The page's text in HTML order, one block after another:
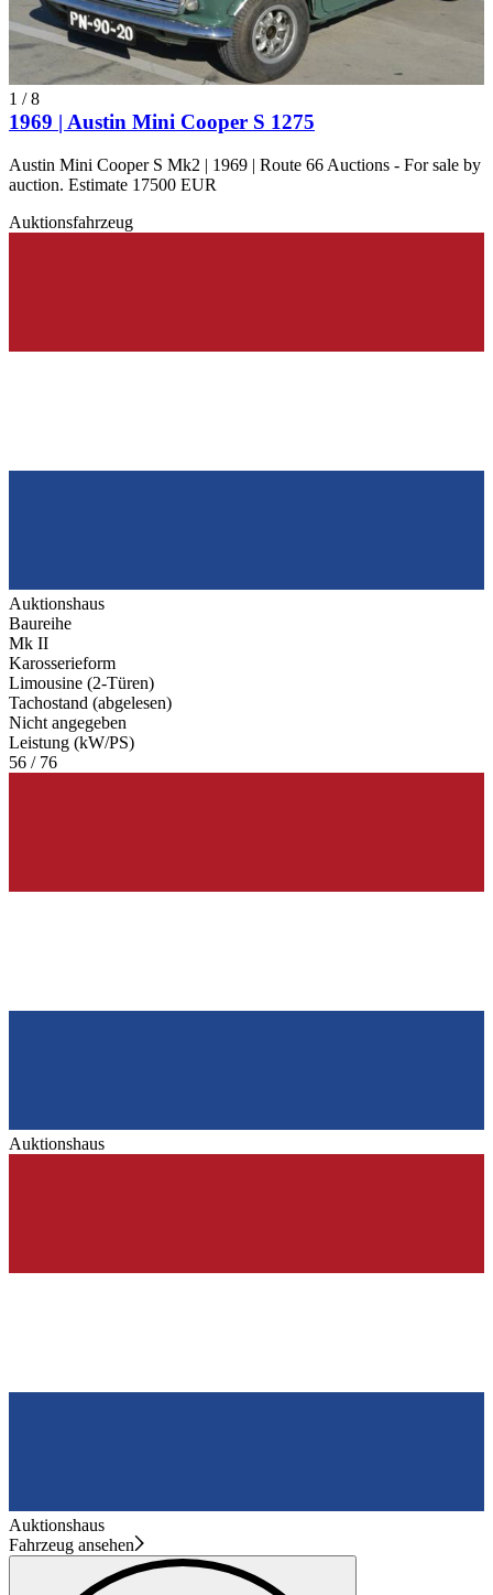
1 /8
1969 | Austin Mini Cooper S 1275
Austin Mini Cooper S Mk2 | 1969 | Route 66 Auctions - For sale by
auction. Estimate 17500 EUR
Auktionsfahrzeug
Auktionshaus
Baureihe
Mk II
Karosserieform
Limousine (2-Türen)
Tachostand (abgelesen)
Nicht angegeben
Leistung (kW/PS)
56 / 76
Auktionshaus
Auktionshaus
Fahrzeug ansehen